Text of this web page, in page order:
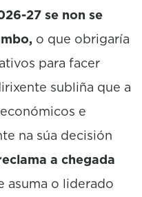
27 se non se
o que obrigaría
para facer
subliña que a
e
na súa decisión
a chegada
asuma o liderado